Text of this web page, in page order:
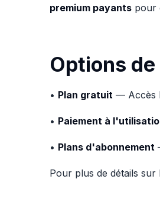
premium payants pour
Options
• Plan gratuit — Accès
• Paiement à
• Plans d'abonnement
Pour plus de détails